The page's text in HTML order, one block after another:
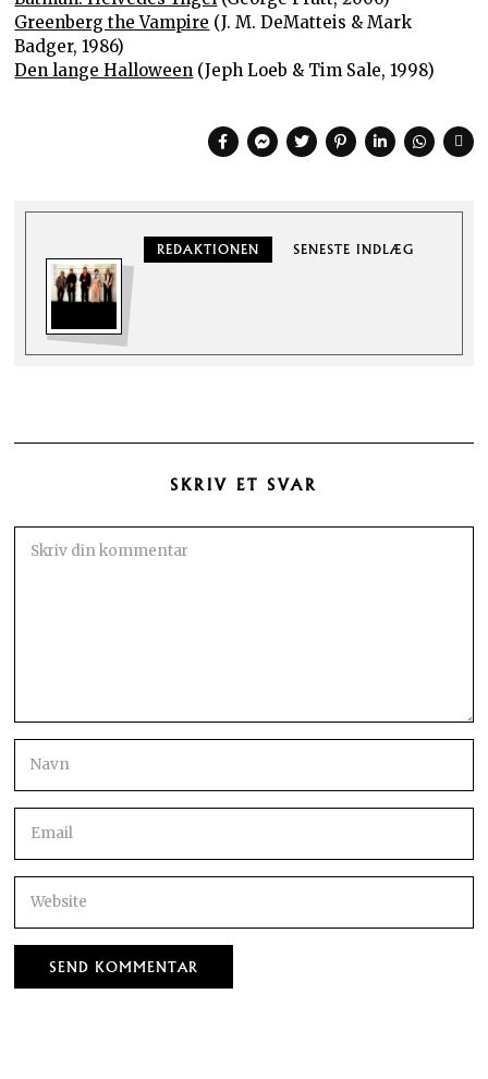
Greenberg the Vampire (J. M. DeMatteis & Mark
Badger, 1986)
Den lange Halloween (Jeph Loeb & Tim Sale, 1998)
REDAKTIONEN SENESTE INDLÆG
SKRIV ET SVAR